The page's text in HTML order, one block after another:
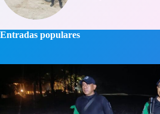
Entradas populares